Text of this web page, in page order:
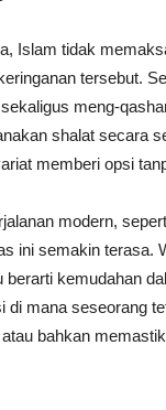
Islam tidak
tersebut.
meng-
shalat secara
memberi opsi
modern,
ini semakin terasa.
berarti kemudahan
di mana seseorang
bahkan